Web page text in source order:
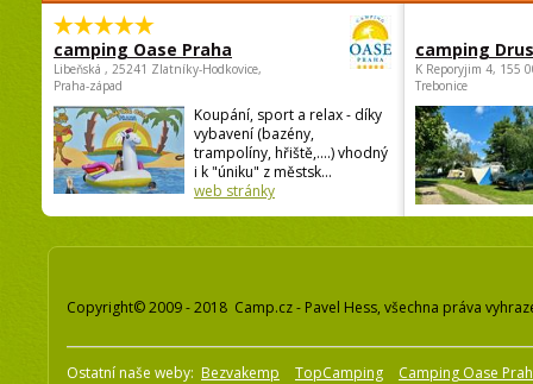
camping Oase Praha
Libeňská , 25241 Zlatníky-Hodkovice,
Praha-západ
Koupání, sport a relax - díky
vybavení (bazény,
trampolíny, hřiště,....) vhodný
i k "úniku" z městsk...
web stránky
camping
K Reporyjim 4, 155
Trebonice
Copyright© 2009 - 2018 Camp.cz - Pavel Hess, všechna práva
Ostatní naše weby: Bezvakemp TopCamping Camping Oase